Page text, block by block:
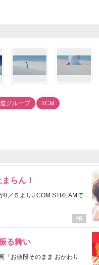
グループ #CM
らん！
8／５よりJ:COM STREAMで
る舞い
「お値段そのまま おかわり